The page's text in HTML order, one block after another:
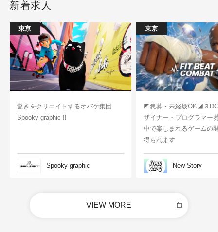
新着求人
東京
驚きをクリエイトするオバケ集団
Spooky graphic !!
Spooky graphic
東京
◤急募・未経験OK◢３
ザイナー・プログラマー
中で楽しまれるゲームの
得られます
New Story
VIEW MORE